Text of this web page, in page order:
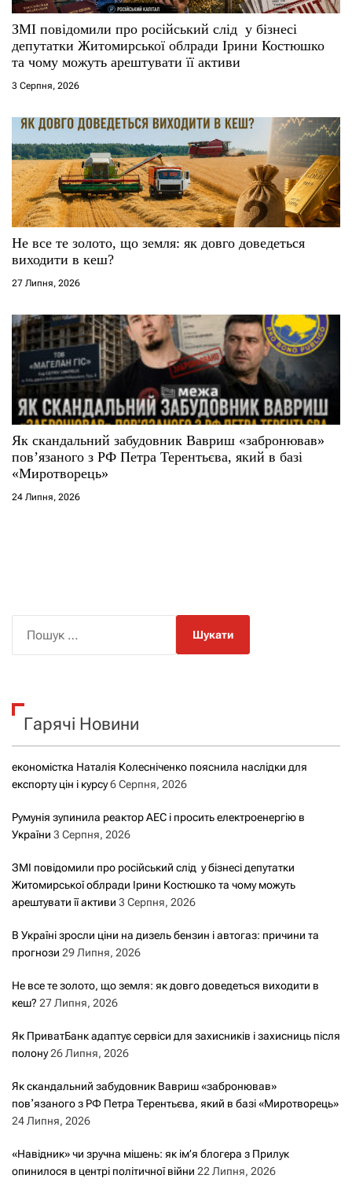
ЗМІ повідомили про російський слід у бізнесі
депутатки Житомирської облради Ірини Костюшко
та чому можуть арештувати її активи
3 Серпня, 2026
Не все те золото, що земля: як довго доведеться
виходити в кеш?
27 Липня, 2026
Як скандальний забудовник Вавриш «забронював»
повʼязаного з РФ Петра Терентьєва, який в базі
«Миротворець»
24 Липня, 2026
к
Гарячі Новини
економістка Наталія Колесніченко пояснила наслідки для
експорту цін і курсу6 Серпня, 2026
Румунія зупинила реактор АЕС і просить електроенергію в
України 3 Серпня, 2026
ЗМІ повідомили про російський слід у бізнесі депутатки
Житомирської облради Ірини Костюшко та чому можуть
арештувати її активи 3 Серпня, 2026
В Україні зросли ціни на дизель бензин і автогаз: причини та
прогнози 29 Липня, 2026
Не все те золото, що земля: як довго доведеться виходити в
кеш? 27 Липня, 2026
Як ПриватБанк адаптує сервіси для захисників і захисниць після
полону26 Липня, 2026
Як скандальний забудовник Вавриш «забронював»
повʼязаного з РФ Петра Терентьєва, який в базі «Миротворець»
24 Липня, 2026
«Навідник» чи зручна мішень: як ім’я блогера з Прилук
опинилося в центрі політичної війни 22 Липня, 2026